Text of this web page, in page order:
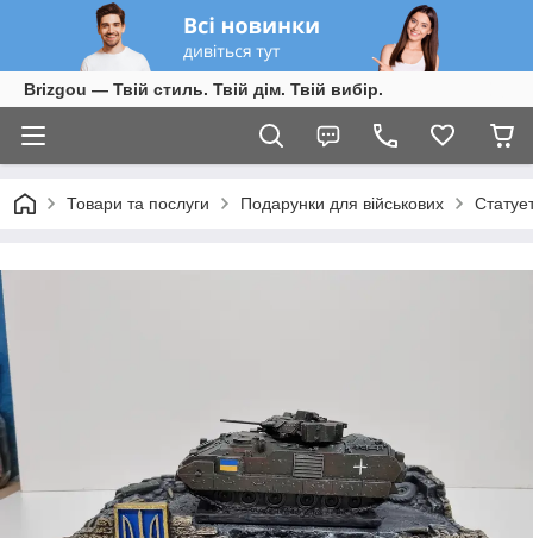
Brizgou — Твій стиль. Твій дім. Твій вибір.
Товари та послуги Подарунки для військових